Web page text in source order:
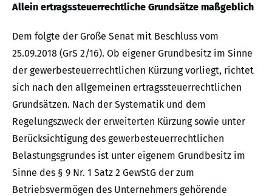
Allein ertragssteuerrechtliche Grundsätze maßgeblich
Dem folgte der Große Senat mit Beschluss vom
25.09.2018 (GrS 2/16). Ob eigener Grundbesitz im Sinne
der gewerbesteuerrechtlichen Kürzung vorliegt, richtet
sich nach den allgemeinen ertragssteuerrechtlichen
Grundsätzen. Nach der Systematik und dem
Regelungszweck der erweiterten Kürzung sowie unter
Berücksichtigung des gewerbesteuerrechtlichen
Belastungsgrundes ist unter eigenem Grundbesitz im
Sinne des § 9 Nr. 1 Satz 2 GewStG der zum
Betriebsvermögen des Unternehmers gehörende